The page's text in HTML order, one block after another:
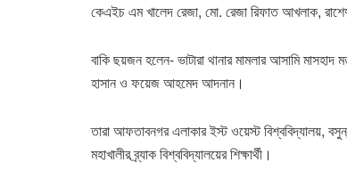
কেএইচ এম খালেদ রেজা, মো. রেজা রিফাত আখলাক,
বাকি ছয়জন হলেন- ভাটারা থানার মামলার আসামি
হাসান ও ফয়েজ আহমেদ আদনান।
তারা আফতাবনগর এলাকার ইস্ট ওয়েস্ট বিশ্ববিদ্যালয়,
মহাখালীর ব্র্যাক বিশ্ববিদ্যালয়ের শিক্ষার্থী।